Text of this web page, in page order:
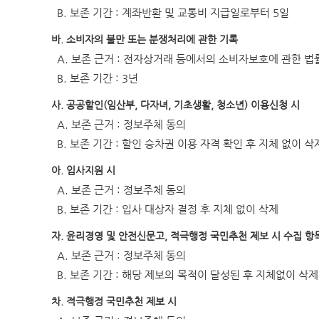
B. 보존 기간 : 계좌반환 및 교통비 지급일로부터 5일
바. 소비자의 불만 또는 분쟁처리에 관한 기록
A. 보존 근거 : 전자상거래 등에서의 소비자보호에 관한 법
B. 보존 기간 : 3년
사. 공공할인(임산부, 다자녀, 기초생활, 청소년) 이용신청 시
A. 보존 근거 : 정보주체 동의
B. 보존 기간 : 할인 승차권 이용 자격 확인 후 지체 없이 삭
아. 입사지원 시
A. 보존 근거 : 정보주체 동의
B. 보존 기간 : 입사 대상자 결정 후 지체 없이 삭제
자. 윤리경영 및 안전신문고, 적극행정 국민추천 제보 시 수집 항
A. 보존 근거 : 정보주체 동의
B. 보존 기간 : 해당 제보의 목적이 달성된 후 지체없이 삭제
차. 적극행정 국민추천 제보 시